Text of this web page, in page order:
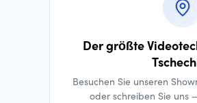
Der größte
Besuchen Sie unseren
oder schreiben Sie uns